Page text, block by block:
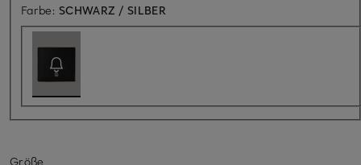
Farbe: SCHWARZ / SILBERAktuell nicht verfügbar
Größe